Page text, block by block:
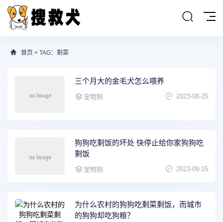
首页 > TAG：剩菜
三个月大的金毛犬怎么喂养
宠物狗 2023-08-25
狗狗吃剩饭的坏处 快停止给你家狗狗吃
剩饭
宠物狗 2023-09-15
为什么农村的狗狗吃剩菜剩饭，而城市
的狗狗却吃狗粮？